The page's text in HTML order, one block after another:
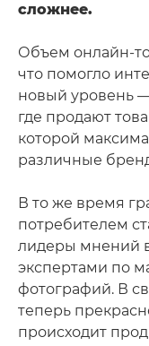
сложнее.
Объем онлайн-
что помогло
новый уровень
где продают
которой
различные
В то же время
потребителем
лидеры мнений
экспертами по
фотографий. В
теперь
происходит